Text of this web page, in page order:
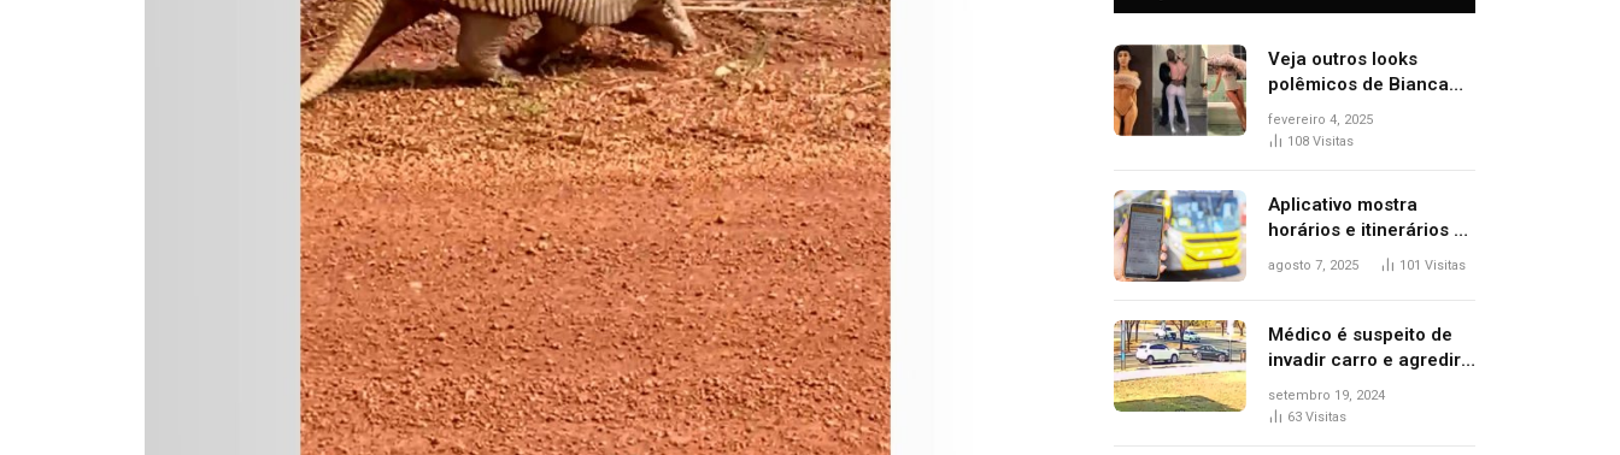
Veja outros looks
polêmicos de Bianca
Censori, esposa de
Kanye West que
fevereiro 4, 2025
108 Visitas
Aplicativo mostra
horários e itinerários de
ônibus a usuários do
agosto 7, 2025 101 Visitas
Médico é suspeito de
invadir carro e agredir
delegado aposentado
durante confusão no
setembro 19, 2024
63 Visitas